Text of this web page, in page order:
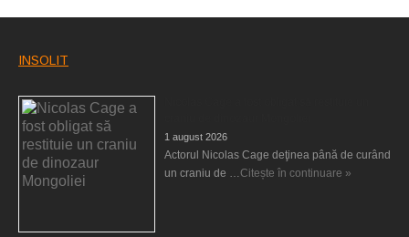
INSOLIT
1 august 2026
Actorul Nicolas Cage deţinea până de curând
un craniu de … Citește în continuare »